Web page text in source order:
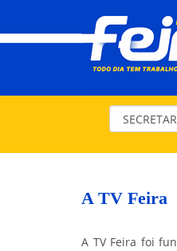
A TV Feira
A TV Feira foi